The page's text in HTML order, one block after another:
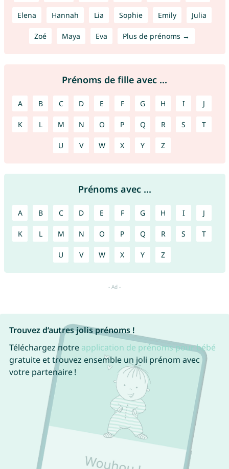
Elena Hannah Lia Sophie Emily Julia
Zoé Maya Eva Plus de prénoms →
Prénoms de fille avec ...
A B C D E F G H I J
K L M N O P Q R S T
U V W X Y Z
Prénoms avec ...
A B C D E F G H I J
K L M N O P Q R S T
U V W X Y Z
Trouvez d’autres jolis prénoms !
Téléchargez notre application de prénoms pour bébé
gratuite et trouvez ensemble un joli prénom avec
votre partenaire !